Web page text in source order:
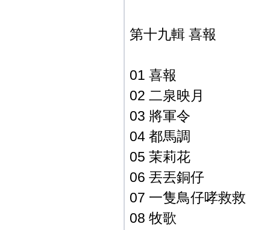
第十九輯 喜報
01 喜報
02 二泉映月
03 將軍令
04 都馬調
05 茉莉花
06 丟丟銅仔
07 一隻鳥仔哮救救
08 牧歌